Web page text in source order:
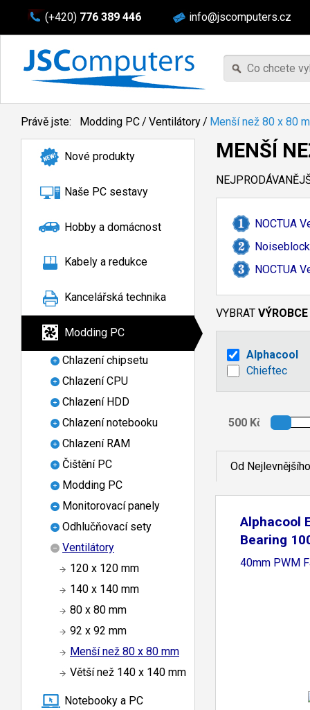
(+420) 776 389 446 info@jscomputers.cz
Právě jste: Modding PC/ Ventilátory/ Menší než 80 x 80
Nové produkty
Naše PC sestavy
Hobby a domácnost
Kabely a redukce
Kancelářská technika
Modding PC
Chlazení chipsetu
Chlazení CPU
Chlazení HDD
Chlazení notebooku
Chlazení RAM
Čištění PC
Modding PC
Monitorovací panely
Odhlučňovací sety
Ventilátory
120 x 120 mm
140 x 140 mm
80 x 80 mm
92 x 92 mm
Menší než 80 x 80 mm
Větší než 140 x 140 mm
Notebooky a PC
MENŠÍ
NOCTUA
NOCTUA
VYBRAT VÝROBCE
Alphacool
Chieftec
Od Nejlevnějšího
Alphacool
Bearing
40mm PWM